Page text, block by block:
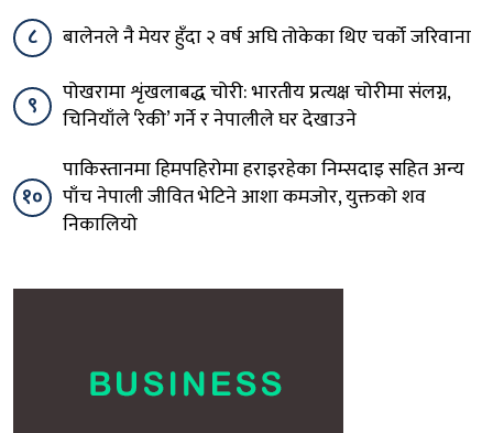
८
बालेनले नै मेयर हुँदा २ वर्ष अघि तोकेका थिए चर्को जरिवाना
९
पोखरामा शृंखलाबद्ध चोरी: भारतीय प्रत्यक्ष चोरीमा संलग्न,
चिनियाँले ‘रेकी’ गर्ने र नेपालीले घर देखाउने
१०
पाकिस्तानमा हिमपहिरोमा हराइरहेका निम्सदाइ सहित अन्य
पाँच नेपाली जीवित भेटिने आशा कमजोर, युक्तको शव
निकालियो